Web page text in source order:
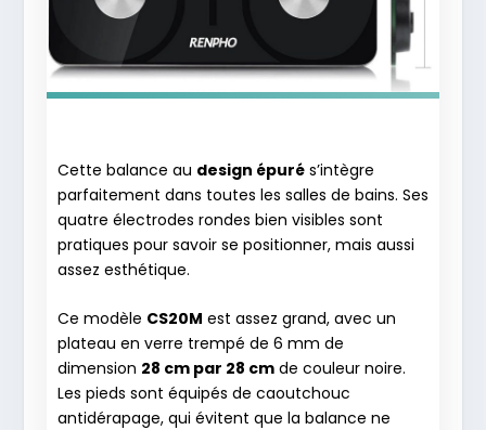
Cette balance au design épurés’intègre
parfaitement dans toutes les salles de bains. Ses
quatre électrodes rondes bien visibles sont
pratiques pour savoir se positionner, mais aussi
assez esthétique.
Ce modèle CS20M est assez grand, avec un
plateau en verre trempé de 6 mm de
dimension 28 cm par 28 cmde couleur noire.
Les pieds sont équipés de caoutchouc
antidérapage, qui évitent que la balance ne